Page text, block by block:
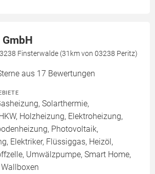
Finsterwalde (31km von 03238 Peritz)
aus 17 Bewertungen
Solarthermie,
Holzheizung, Elektroheizung,
Photovoltaik,
Elektriker, Flüssiggas, Heizöl,
Umwälzpumpe, Smart Home,